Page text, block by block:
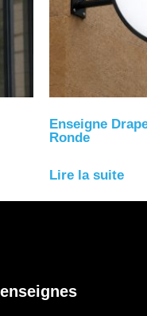
Enseigne
Ronde
Lire la suite